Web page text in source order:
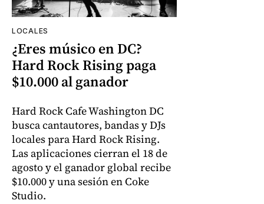
LOCALES
¿Eres músico en DC?
Hard Rock Rising paga
$10.000 al ganador
Hard Rock Cafe Washington DC
busca cantautores, bandas y DJs
locales para Hard Rock Rising.
Las aplicaciones cierran el 18 de
agosto y el ganador global recibe
$10.000 y una sesión en Coke
Studio.